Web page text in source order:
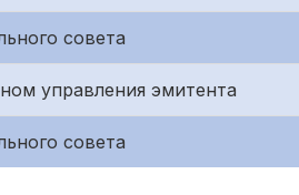
совета
управления эмитента
совета